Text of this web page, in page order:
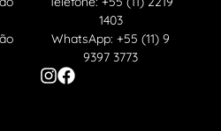
1403
WhatsApp: +55 (11) 9
9397 3773